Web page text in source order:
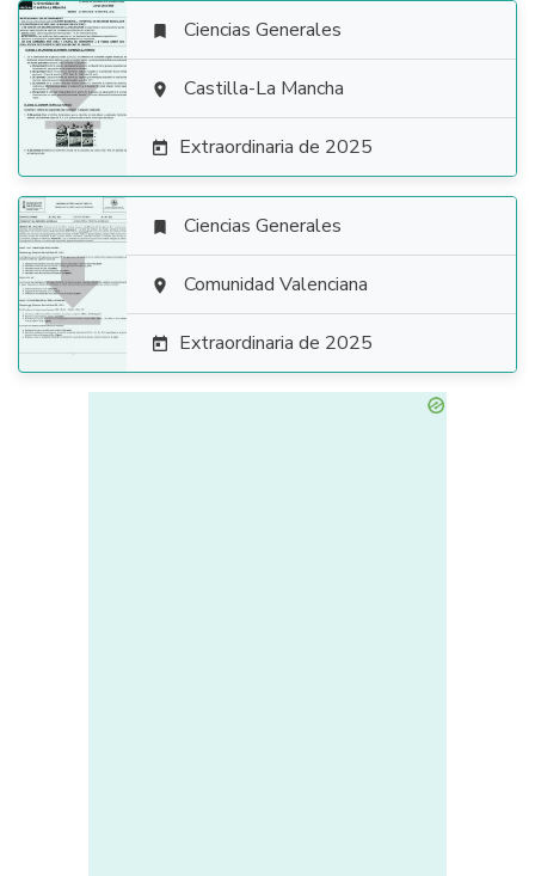

 Ciencias Generales
 Castilla-La Mancha
 Extraordinaria de 2025

 Ciencias Generales
 Comunidad Valenciana
 Extraordinaria de 2025